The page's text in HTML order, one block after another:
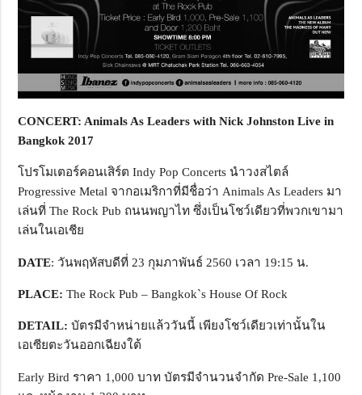
CONCERT: Animals As Leaders with Nick Johnston Live in
Bangkok 2017
โปรโมเตอร์คอนเสิร์ต Indy Pop Concerts นำวงสไตล์
Progressive Metal จากอเมริกาที่มีชื่อว่า Animals As Leaders มา
เล่นที่ The Rock Pub ถนนพญาไท ซึ่งเป็นโชว์เดียวที่พวกเขามา
เล่นในเอเชีย
DATE: วันพฤหัสบดีที่ 23 กุมภาพันธ์ 2560 เวลา 19:15 น.
PLACE: The Rock Pub – Bangkok`s House Of Rock
DETAIL: บัตรมีจำหน่ายแล้ววันนี้ เพียงโชว์เดียวเท่านั้นใน
เอเซียตะวันออกเฉียงใต้
Early Bird ราคา 1,000 บาท บัตรมีจำนวนจำกัด Pre-Sale 1,100